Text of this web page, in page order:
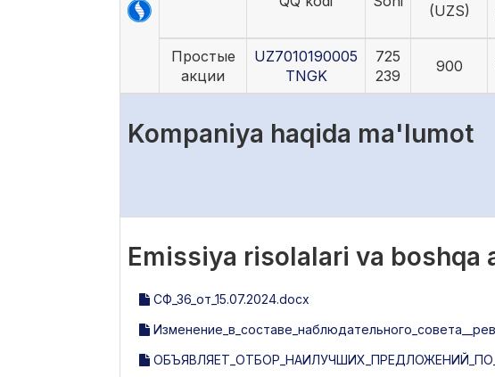
(UZS)
Простые
акции
UZ7010190005
TNGK
725
239
900
Kompaniya haqida ma'lumot
Emissiya risolalari va boshqa
СФ_36_от_15.07.2024.docx